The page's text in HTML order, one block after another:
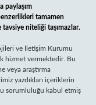
paylaşım
tamamen
niteliği taşımazlar.
ve İletişim Kurumu
hizmet vermektedir. Bu
veya araştırma
yazdıkları içeriklerin
sorumluluğu kabul etmiş